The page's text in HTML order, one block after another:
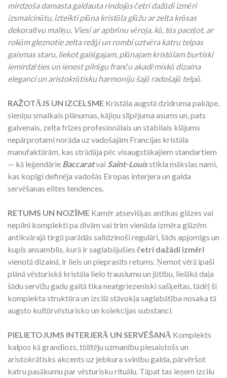
mirdzoša damasta galdauta rindojās četri dažādi izmēri
izsmalcinātu, izteikti plāna kristāla glāžu ar zelta krāsas
dekoratīvu maliņu. Viesi ar apbrīnu vēroja, kā, tās paceļot, ar
rokām gleznotie zelta režģi un rombi uztvēra katru telpas
gaismas staru, liekot gaisīgajam, plānajam kristālam burtiski
iemirdzēties un ienest pilnīgu franču akadēmiskā dizaina
eleganci un aristokrātisku harmoniju šajā radošajā telpā.
RAŽOTĀJS UN IZCELSME Kristāla augstā dzidruma pakāpe,
sieniņu smalkais plānumas, kājiņu slīpējuma asums un, pats
galvenais, zelta frīzes profesionālais un stabilais klājums
nepārprotami norāda uz vadošajām Francijas kristāla
manufaktūrām, kas strādāja pēc visaugstākajiem standartiem
— kā leģendārie Baccaratvai Saint-Louisstikla mākslas nami,
kas kopīgi definēja vadošās Eiropas interjera un galda
servēšanas elites tendences.
RETUMS UN NOZĪME Kamēr atsevišķas antīkas glāzes vai
nepilni komplekti pa divām vai trim vienāda izmēra glāzēm
antikvārajā tirgū parādās salīdzinoši regulāri, šāds apjomīgs un
kupls ansamblis, kurā ir saglabājušies četri dažādi izmēri
vienotā dizainā, ir liels un pieprasīts retums. Ņemot vērā īpaši
plānā vēsturiskā kristāla lielo trauslumu un jūtību, lielākā daļa
šādu servīžu gadu gaitā tika neatgriezeniski sašķeltas, tādēļ šī
komplekta struktūra un izcilā stāvokļa saglabātība nosaka tā
augsto kultūrvēsturisko un kolekcijas substanci.
PIELIETOJUMS INTERJERĀ UN SERVĒŠANĀ Komplekts
kalpos kā grandiozs, tūlītēju uzmanību piesaistošs un
aristokrātisks akcents uz jebkura svinību galda, pārvēršot
katru pasākumu par vēsturisku rituālu. Tāpat tas ieņem izcilu